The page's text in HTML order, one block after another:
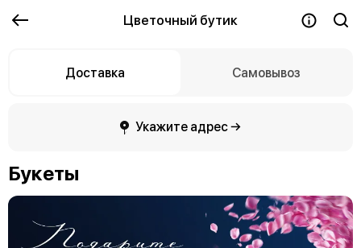
Цветочный бутик
Доставка Самовывоз
Укажите адрес →
Букеты